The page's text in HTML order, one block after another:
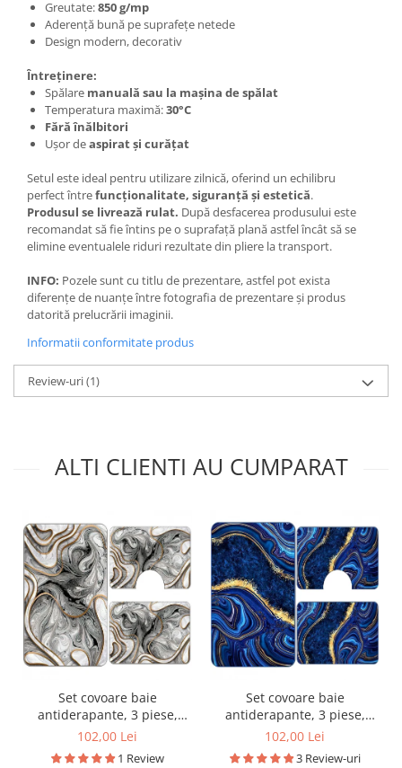
Greutate:850 g/mp
Aderență bună pe suprafețe netede
Design modern, decorativ
Întreținere:
Spălare manuală sau la mașina de spălat
Temperatura maximă:30°C
Fără înălbitori
Ușor deaspirat și curățat
Setul este ideal pentru utilizare zilnică, oferind un echilibru
perfect întrefuncționalitate, siguranță și estetică.
Produsul se livrează rulat. După desfacerea produsului este
recomandat să fie întins pe o suprafață plană astfel încât să se
elimine eventualele riduri rezultate din pliere la transport.
INFO: Pozele sunt cu titlu de prezentare, astfel pot exista
diferențe de nuanțe între fotografia de prezentare și produs
datorită prelucrării imaginii.
Informatii conformitate produs
Review-uri(1)
ALTI CLIENTI AU CUMPARAT
Set covoare baie
antiderapante, 3 piese,
model abstract gri cu
accente aurii
102,00 Lei
1 Review
Set covoare baie
antiderapante, 3 piese,
model abstract cu accente
aurii
102,00 Lei
3 Review-uri